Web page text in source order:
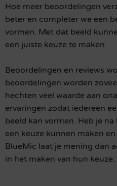
Hoe meer beoordelingen
beter en completer we een
vormen. Met dat beeld
een juiste keuze te maken.
Beoordelingen en reviews
beoordelingen worden
hechten veel waarde aan
ervaringen zodat iedereen
beeld kan vormen. Heb je
een keuze kunnen maken
BlueMic laat je mening dan
in het maken van hun keuze.